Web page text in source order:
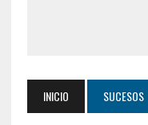
INICIO SUCESOS